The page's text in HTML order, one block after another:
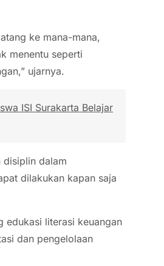
ke mana-mana,
menentu seperti
ujarnya.
ISI Surakarta Belajar
disiplin dalam
dilakukan kapan saja
edukasi literasi keuangan
dan pengelolaan